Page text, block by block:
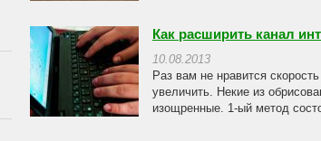
Как расширить канал
10.08.2013
Раз вам не нравится
увеличить. Некие из
изощренные. 1-ый метод